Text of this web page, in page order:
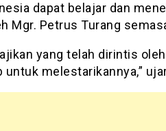
dapat belajar dan
Mgr. Petrus Turang
yang telah dirintis
untuk melestarikannya,”